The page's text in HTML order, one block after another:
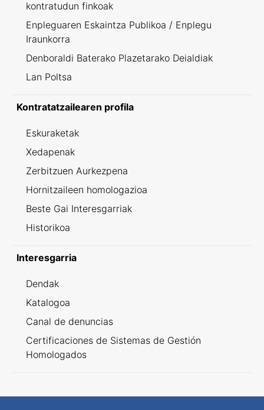
kontratudun finkoak
Enpleguaren Eskaintza Publikoa / Enplegu
Iraunkorra
Denboraldi Baterako Plazetarako Deialdiak
Lan Poltsa
Kontratatzailearen profila
Eskuraketak
Xedapenak
Zerbitzuen Aurkezpena
Hornitzaileen homologazioa
Beste Gai Interesgarriak
Historikoa
Interesgarria
Dendak
Katalogoa
Canal de denuncias
Certificaciones de Sistemas de Gestión
Homologados